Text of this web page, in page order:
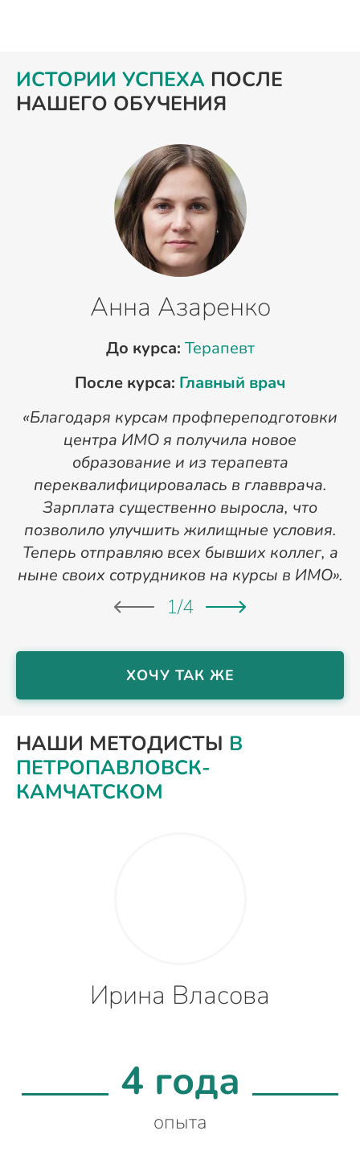
ИСТОРИИ УСПЕХА ПОСЛЕ
НАШЕГО ОБУЧЕНИЯ
Анна Азаренко
До курса: Терапевт
После курса: Главный врач
«Благодаря курсам профпереподготовки
центра ИМО я получила новое
образование и из терапевта
переквалифицировалась в главврача.
Зарплата существенно выросла, что
позволило улучшить жилищные условия.
Теперь отправляю всех бывших коллег, а
ныне своих сотрудников на курсы в ИМО».
1/4
ХОЧУ ТАК ЖЕ
НАШИ МЕТОДИСТЫ В
ПЕТРОПАВЛОВСК-
КАМЧАТСКОМ
Ирина Власова
4 года
опыта